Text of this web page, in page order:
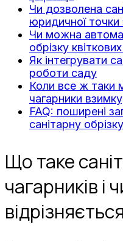
Чи дозволена
юридичної точки
Чи можна
обрізку
Як інтегрувати
роботи саду
Коли все ж таки
чагарники
FAQ: поширені
санітарну
Що таке
чагарників і